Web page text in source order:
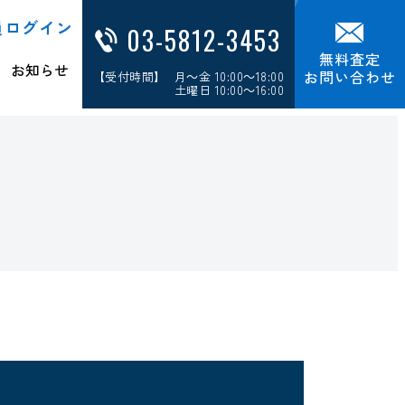
グイン
お知らせ
03-5812-3453
【受付時間】 月～金 10:00～18:00
土曜日 10:00～16:00
無料査定
お問い合わせ